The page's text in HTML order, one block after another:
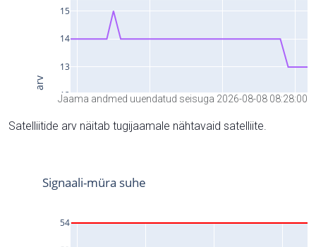
Jaama andmed uuendatud seisuga 2026-08-08 08:28:00
Satelliitide arv näitab tugijaamale nähtavaid satelliite.